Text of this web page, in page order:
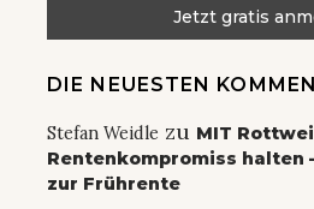
DIE NEUESTEN
Stefan Weidle zu MIT
Rentenkompromiss halten
zur Frührente